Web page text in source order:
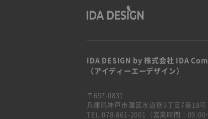
IDA DESIGN by 株式会社 IDA
（アイディーエーデザイン）
〒657-0831
兵庫県神戸市灘区水道筋6丁目7番18号
TEL.078-861-2001（営業時間：09:00